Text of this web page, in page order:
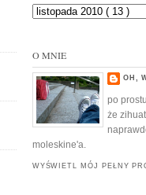
O MNIE
OH,
po
że
moleskine'a.
WYŚWIETL MÓJ PEŁNY